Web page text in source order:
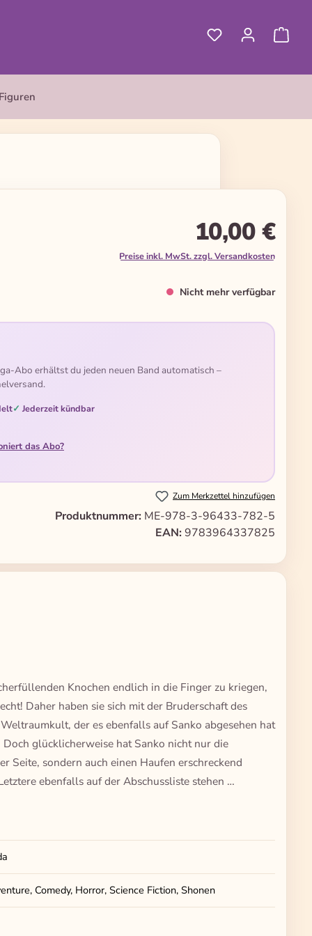
10,00 €
Preise inkl. MwSt. zzgl. Versandkosten
Nicht mehr verfügbar
Abo erhältst du jeden neuen Band automatisch –
Jederzeit kündbar
das Abo?
Zum Merkzettel hinzufügen
Produktnummer: ME-978-3-96433-782-5
EAN: 9783964337825
Knochen endlich in die Finger zu kriegen,
Daher haben sie sich mit der Bruderschaft des
der es ebenfalls auf Sanko abgesehen hat
glücklicherweise hat Sanko nicht nur die
Seite, sondern auch einen Haufen erschreckend
ebenfalls auf der Abschussliste stehen …
Comedy, Horror, Science Fiction, Shonen